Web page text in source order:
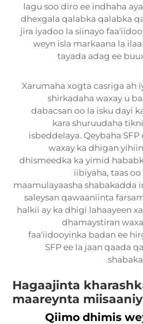
lagu soo diro ee indhaha
dhexgala qalabka qalabka
jira iyadoo la siinayo
weyn isla markaana la
tayada adag ee
Xarumaha xogta casriga ah
shirkadaha waxay u
dabacsan oo la isku dayi
kara shuruudaha
isbeddelaya. Qeybaha SFP
waxay ka dhigan
dhismeedka ka yimid
iibiyaha, taas
maamulayaasha shabakadda
saleysan qawaaniinta
halkii ay ka dhigi lahaayeen
dhamaystiran
faa'iidooyinka badan ee
SFP ee la jaan qaada
Hagaajinta
maareynta
Qiimo dhimis